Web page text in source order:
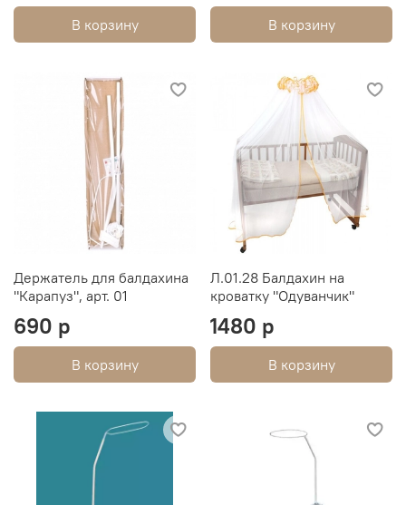
В корзину В корзину
Держатель для балдахина
"Карапуз", арт. 01
690 р
В корзину
Л.01.28 Балдахин на
кроватку "Одуванчик"
1480 р
В корзину